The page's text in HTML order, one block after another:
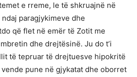
e rreme, le të shkruajnë në
paragjykimeve dhe
që flet në emër të Zotit me
dhe drejtësinë. Ju do t’i
të tepruar të drejtuesve hipokritë
pune në gjykatat dhe oborret